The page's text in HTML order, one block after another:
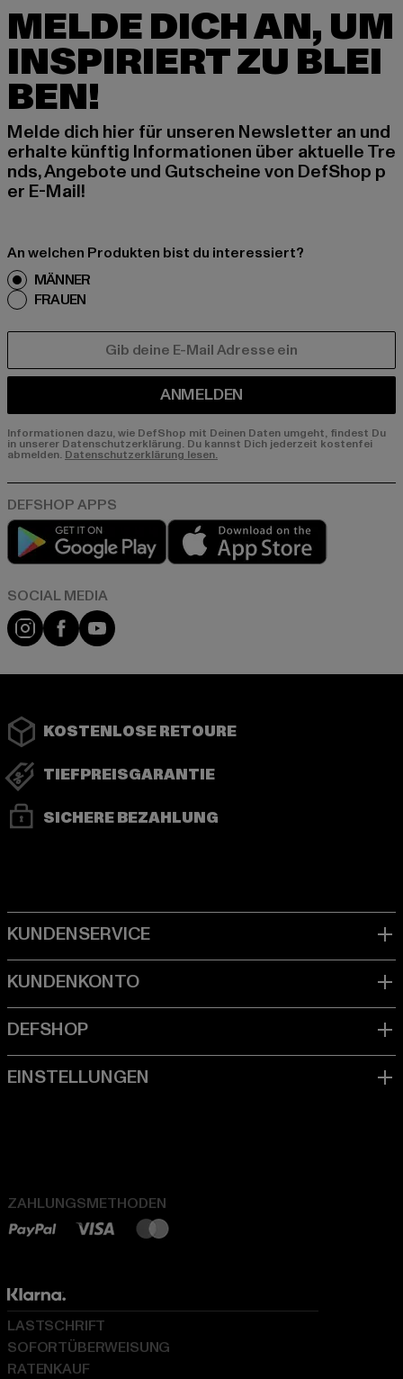
MELDE DICH AN, UM
INSPIRIERT ZU BLEI
BEN!
Melde dich hier für unseren Newsletter an und
erhalte künftig Informationen über aktuelle Tre
nds, Angebote und Gutscheine von DefShop p
er E-Mail!
An welchen Produkten bist du interessiert?
MÄNNER
FRAUEN
ANMELDEN
Informationen dazu, wie DefShop mit Deinen Daten umgeht, findest Du
in unserer Datenschutzerklärung. Du kannst Dich jederzeit kostenfei
abmelden. Datenschutzerklärung lesen.
Play market
Instagram
FacebookYouTube
KOSTENLOSE RETOURE
TIEFPREISGARANTIE
SICHERE BEZAHLUNG
ZAHLUNGSMETHODEN
LASTSCHRIFT
SOFORTÜBERWEISUNG
RATENKAUF